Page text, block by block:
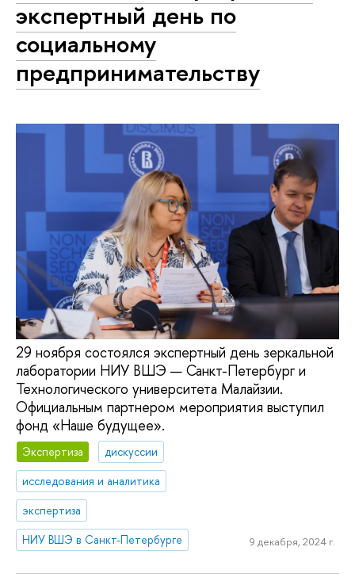
экспертный день по
социальному
предпринимательству
29 ноября состоялся экспертный день зеркальной
лаборатории НИУ ВШЭ — Санкт-Петербург и
Технологического университета Малайзии.
Официальным партнером мероприятия выступил
фонд «Наше будущее».
Экспертиза
дискуссии
исследования и аналитика
экспертиза
НИУ ВШЭ в Санкт-Петербурге
9 декабря, 2024 г.